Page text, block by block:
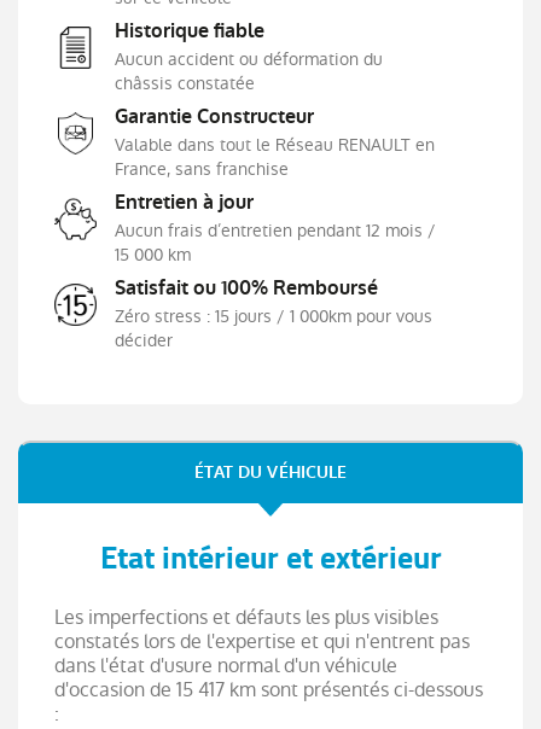
Historique fiable
Aucun accident ou déformation du
châssis constatée
Garantie Constructeur
Valable dans tout le Réseau RENAULT en
France, sans franchise
Entretien à jour
Aucun frais d’entretien pendant 12 mois /
15 000 km
Satisfait ou 100% Remboursé
Zéro stress : 15 jours / 1 000km pour vous
décider
ÉTAT DU VÉHICULE
Etat intérieur et extérieur
Les imperfections et défauts les plus visibles
constatés lors de l'expertise et qui n'entrent pas
dans l'état d'usure normal d'un véhicule
d'occasion de 15 417 km sont présentés ci-dessous
: